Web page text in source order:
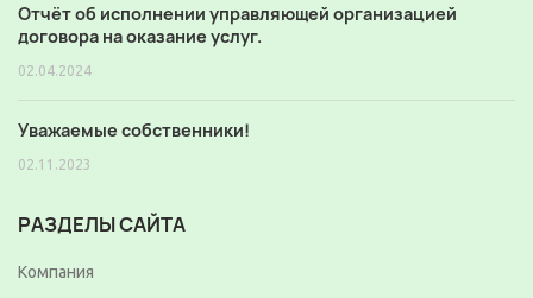
Отчёт об исполнении управляющей организацией
договора на оказание услуг.
02.04.2024
Уважаемые собственники!
02.11.2023
РАЗДЕЛЫ САЙТА
Компания